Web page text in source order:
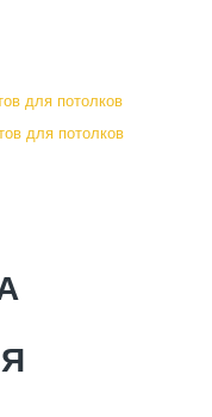
для потолков
для потолков